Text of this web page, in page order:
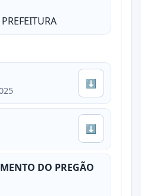
⬇
⬇
DO PREGÃO